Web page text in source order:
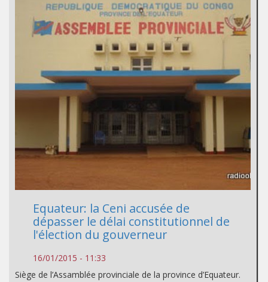
Equateur: la Ceni accusée de
dépasser le délai constitutionnel de
l'élection du gouverneur
16/01/2015 - 11:33
Siège de l’Assamblée provinciale de la province d’Equateur.